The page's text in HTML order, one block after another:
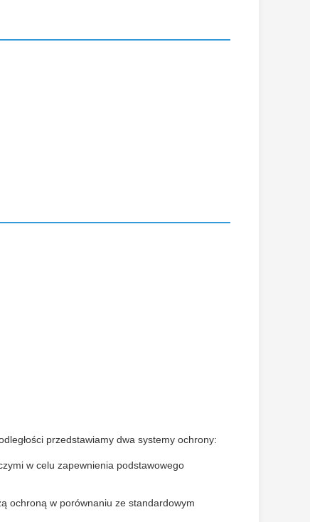
przedstawiamy dwa systemy ochrony:
w celu zapewnienia podstawowego
ochroną w porównaniu ze standardowym